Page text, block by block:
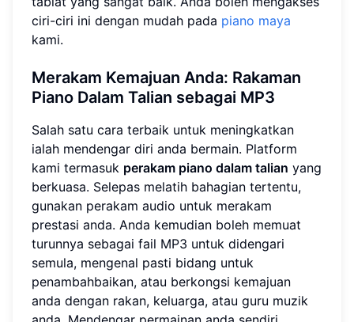
ciri-ciri ini dengan mudah pada piano maya
kami.
Merakam Kemajuan Anda: Rakaman
Piano Dalam Talian sebagai MP3
Salah satu cara terbaik untuk meningkatkan
ialah mendengar diri anda bermain. Platform
kami termasuk perakam piano dalam talian yang
berkuasa. Selepas melatih bahagian tertentu,
gunakan perakam audio untuk merakam
prestasi anda. Anda kemudian boleh memuat
turunnya sebagai fail MP3 untuk didengari
semula, mengenal pasti bidang untuk
penambahbaikan, atau berkongsi kemajuan
anda dengan rakan, keluarga, atau guru muzik